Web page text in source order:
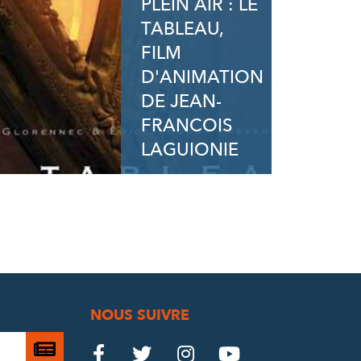
PLEIN AIR : LE
TABLEAU,
FILM
D'ANIMATION
DE JEAN-
FRANCOIS
LAGUIONIE
Je
NOUS SUIVRE
Le
 Le
 Le
 Le
